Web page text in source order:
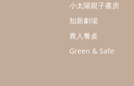
小太陽親子書房
知新劇場
農人餐桌
Green & Safe